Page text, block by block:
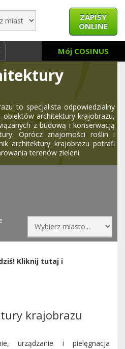
ZAPISY
ONLINE
Mój COSINUS
to specjalista odpowiedzialny
architektury krajobrazu,
z budową i konserwacją
Oprócz znajomości roślin i
architektury krajobrazu potrafi
terenów zieleni.
Kliknij tutaj i
krajobrazu
urządzanie i pielęgnacja